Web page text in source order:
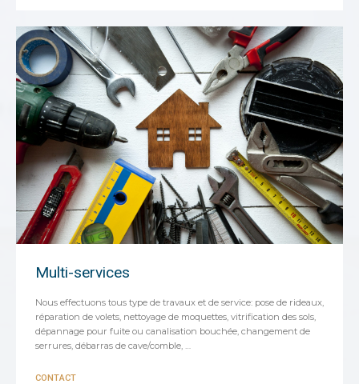
Multi-services
Nous effectuons tous type de travaux et de service: pose de rideaux,
réparation de volets, nettoyage de moquettes, vitrification des sols,
dépannage pour fuite ou canalisation bouchée, changement de
serrures, débarras de cave/comble, …
CONTACT